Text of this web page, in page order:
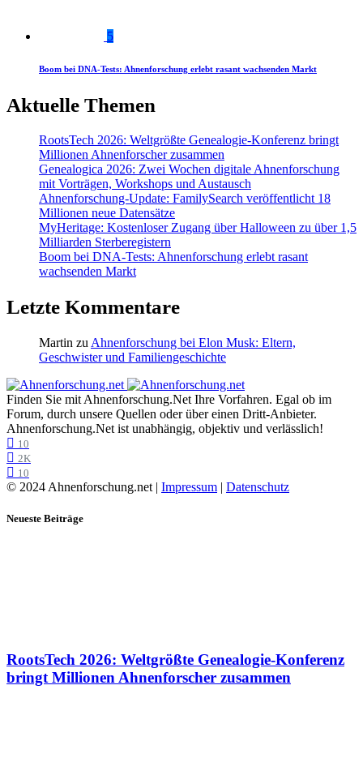
5
Boom bei DNA-Tests: Ahnenforschung erlebt rasant wachsenden Markt
Aktuelle Themen
RootsTech 2026: Weltgrößte Genealogie-Konferenz bringt
Millionen Ahnenforscher zusammen
Genealogica 2026: Zwei Wochen digitale Ahnenforschung
mit Vorträgen, Workshops und Austausch
Ahnenforschung-Update: FamilySearch veröffentlicht 18
Millionen neue Datensätze
MyHeritage: Kostenloser Zugang über Halloween zu über 1,5
Milliarden Sterberegistern
Boom bei DNA-Tests: Ahnenforschung erlebt rasant
wachsenden Markt
Letzte Kommentare
Martin zu Ahnenforschung bei Elon Musk: Eltern,
Geschwister und Familiengeschichte
Finden Sie mit Ahnenforschung.Net Ihre Vorfahren. Egal ob im
Forum, durch unsere Quellen oder über einen Dritt-Anbieter.
Ahnenforschung.Net ist unabhängig, objektiv und verlässlich!
10
2K
10
© 2024 Ahnenforschung.net | Impressum | Datenschutz
Neueste Beiträge
RootsTech 2026: Weltgrößte Genealogie-Konferenz
bringt Millionen Ahnenforscher zusammen